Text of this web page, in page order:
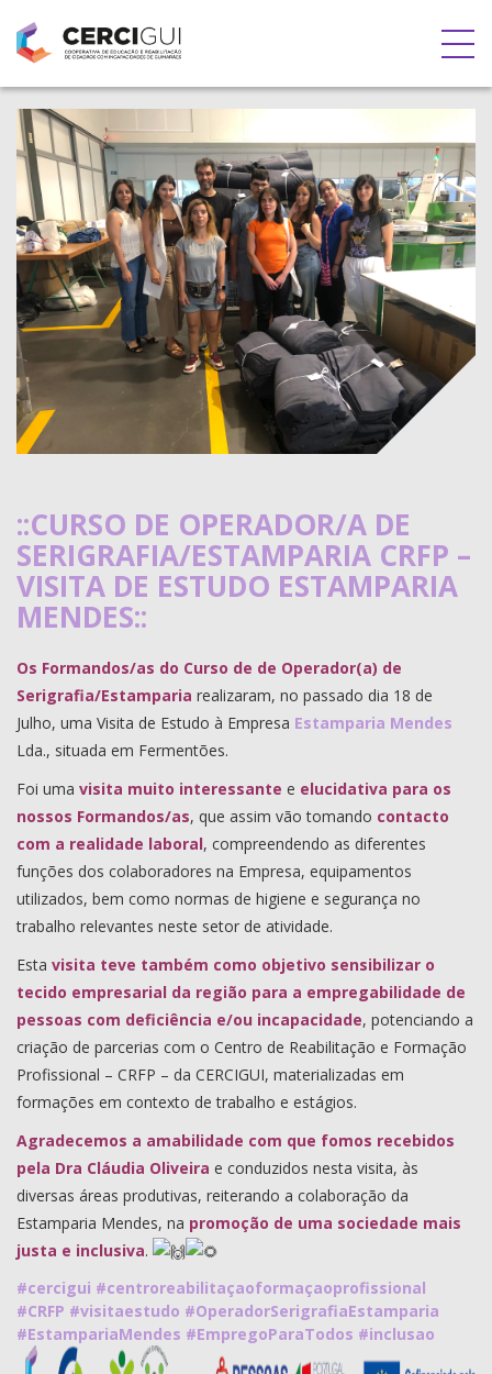
::CURSO DE OPERADOR/A DE
SERIGRAFIA/ESTAMPARIA CRFP –
VISITA DE ESTUDO ESTAMPARIA
MENDES::
Os Formandos/as do Curso de de Operador(a) de
Serigrafia/Estamparia realizaram, no passado dia 18 de
Julho, uma Visita de Estudo à Empresa Estamparia Mendes
Lda., situada em Fermentões.
Foi uma visita muito interessante e elucidativa para os
nossos Formandos/as, que assim vão tomando contacto
com a realidade laboral, compreendendo as diferentes
funções dos colaboradores na Empresa, equipamentos
utilizados, bem como normas de higiene e segurança no
trabalho relevantes neste setor de atividade.
Esta visita teve também como objetivo sensibilizar o
tecido empresarial da região para a empregabilidade de
pessoas com deficiência e/ou incapacidade, potenciando a
criação de parcerias com o Centro de Reabilitação e Formação
Profissional – CRFP – da CERCIGUI, materializadas em
formações em contexto de trabalho e estágios.
Agradecemos a amabilidade com que fomos recebidos
pela Dra Cláudia Oliveira e conduzidos nesta visita, às
diversas áreas produtivas, reiterando a colaboração da
Estamparia Mendes, na promoção de uma sociedade mais
justa e inclusiva.
#cercigui #centroreabilitaçaoformaçaoprofissional
#CRFP #visitaestudo #OperadorSerigrafiaEstamparia
#EstampariaMendes #EmpregoParaTodos #inclusao